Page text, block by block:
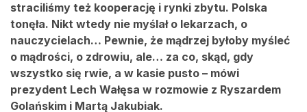
straciliśmy też kooperację i rynki zbytu. Polska
tonęła. Nikt wtedy nie myślał o lekarzach, o
nauczycielach… Pewnie, że mądrzej byłoby myśleć
o mądrości, o zdrowiu, ale… za co, skąd, gdy
wszystko się rwie, a w kasie pusto – mówi
prezydent Lech Wałęsa w rozmowie z Ryszardem
Golańskim i Martą Jakubiak.